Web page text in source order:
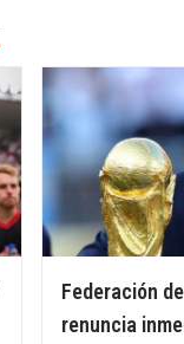
Federación
renuncia